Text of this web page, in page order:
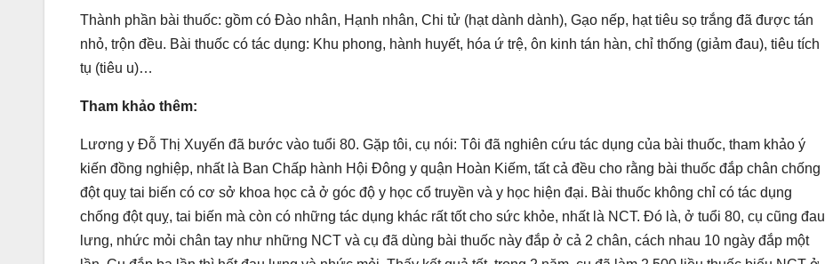
Thành phần bài thuốc: gồm có Đào nhân, Hạnh nhân, Chi tử (hạt dành dành), Gạo nếp, hạt tiêu sọ trắng đã được tán
nhỏ, trộn đều. Bài thuốc có tác dụng: Khu phong, hành huyết, hóa ứ trệ, ôn kinh tán hàn, chỉ thống (giảm đau), tiêu tích
tụ (tiêu u)…
Tham khảo thêm:
Lương y Đỗ Thị Xuyến đã bước vào tuổi 80. Gặp tôi, cụ nói: Tôi đã nghiên cứu tác dụng của bài thuốc, tham khảo ý
kiến đồng nghiệp, nhất là Ban Chấp hành Hội Đông y quận Hoàn Kiếm, tất cả đều cho rằng bài thuốc đắp chân chống
đột quỵ tai biến có cơ sở khoa học cả ở góc độ y học cổ truyền và y học hiện đại. Bài thuốc không chỉ có tác dụng
chống đột quỵ, tai biến mà còn có những tác dụng khác rất tốt cho sức khỏe, nhất là NCT. Đó là, ở tuổi 80, cụ cũng đau
lưng, nhức mỏi chân tay như những NCT và cụ đã dùng bài thuốc này đắp ở cả 2 chân, cách nhau 10 ngày đắp một